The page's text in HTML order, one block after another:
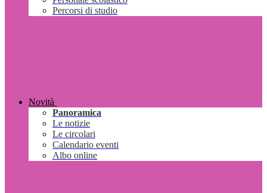
Percorsi di studio
Novità
Panoramica
Le notizie
Le circolari
Calendario eventi
Albo online